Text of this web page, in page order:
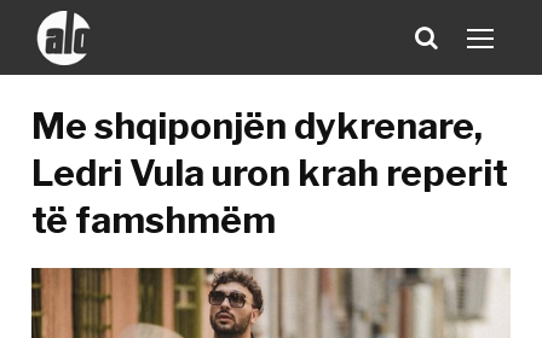
Me shqiponjën dykrenare,
Ledri Vula uron krah reperit
të famshmëm